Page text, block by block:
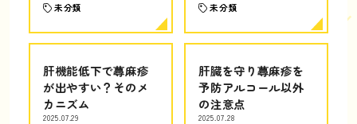
未分類 未分類
肝機能低下で蕁麻疹
が出やすい？そのメ
カニズム
2025.07.29
肝臓を守り蕁麻疹を
予防アルコール以外
の注意点
2025.07.28